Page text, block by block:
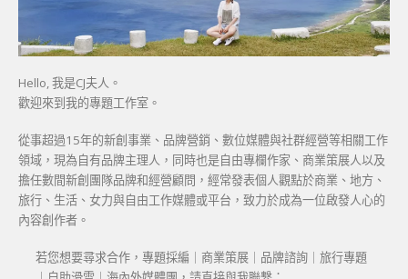
Hello, 我是CJ夫人。
歡迎來到我的專題工作室。
從事超過15年的新創事業、品牌營銷、數位媒體與社群經營等相關工作
領域，現為自有品牌主理人，同時也是自由專欄作家、商業策展人以及
擔任數間新創團隊品牌和經營顧問，經常發表個人觀點於商業、地方、
旅行、生活、女力與自由工作媒體或平台，致力於成為一位啟發人心的
內容創作者。
若您想要尋求合作，專題採編｜商業策展｜品牌諮詢｜旅行專題